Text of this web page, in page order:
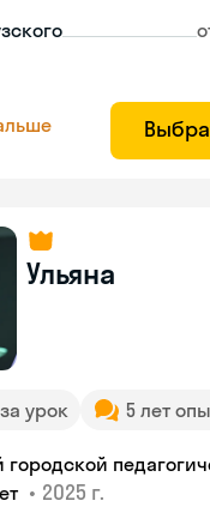
Ульяна
урок 5 лет
городской
• 2025 г.